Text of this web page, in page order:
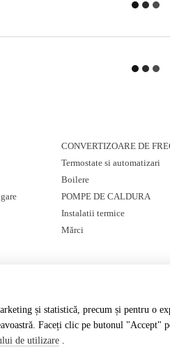
CONVERTIZOARE DE
Termostate si automatizari
Boilere
POMPE DE CALDURA
Instalatii termice
Mărci
și statistică, precum și pentru o
Faceți clic pe butonul "Accept"
de utilizare .